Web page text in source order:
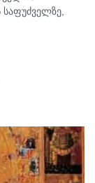
ინფორმაციას